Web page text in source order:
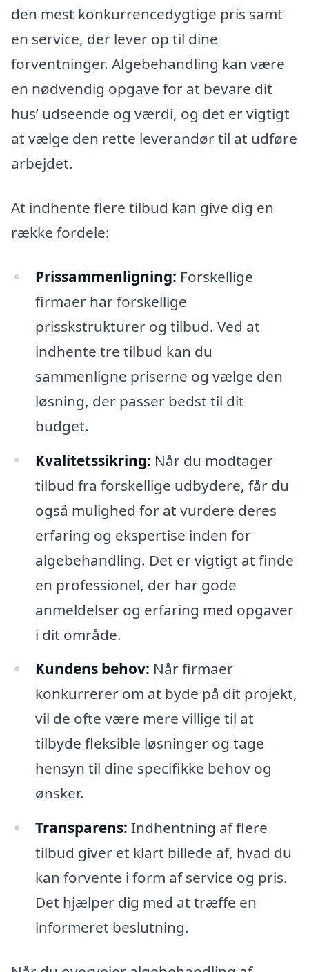
den mest konkurrencedygtige pris samt
en service, der lever op til dine
forventninger. Algebehandling kan være
en nødvendig opgave for at bevare dit
hus’ udseende og værdi, og det er vigtigt
at vælge den rette leverandør til at udføre
arbejdet.
At indhente flere tilbud kan give dig en
række fordele:
Prissammenligning: Forskellige
firmaer har forskellige
prisskstrukturer og tilbud. Ved at
indhente tre tilbud kan du
sammenligne priserne og vælge den
løsning, der passer bedst til dit
budget.
Kvalitetssikring: Når du modtager
tilbud fra forskellige udbydere, får du
også mulighed for at vurdere deres
erfaring og ekspertise inden for
algebehandling. Det er vigtigt at finde
en professionel, der har gode
anmeldelser og erfaring med opgaver
i dit område.
Kundens behov: Når firmaer
konkurrerer om at byde på dit projekt,
vil de ofte være mere villige til at
tilbyde fleksible løsninger og tage
hensyn til dine specifikke behov og
ønsker.
Transparens: Indhentning af flere
tilbud giver et klart billede af, hvad du
kan forvente i form af service og pris.
Det hjælper dig med at træffe en
informeret beslutning.